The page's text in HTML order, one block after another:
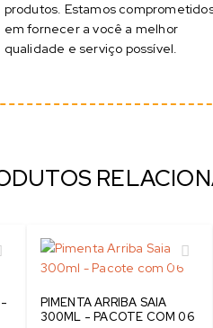
produtos. Estamos
em fornecer a você a melhor
qualidade e serviço possível.
-
PIMENTA ARRIBA SAIA
300ML - PACOTE COM 06